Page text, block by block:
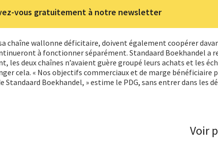
vous gratuitement à notre newsletter
chaîne wallonne déficitaire, doivent également coopérer
à fonctionner séparément. Standaard Boekhandel a
les deux chaînes n’avaient guère groupé leurs achats et les
cela. « Nos objectifs commerciaux et de marge bénéficiaire
Standaard Boekhandel, » estime le PDG, sans entrer dans les
Voir